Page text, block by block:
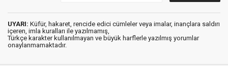
UYARI: Küfür, hakaret, rencide edici cümleler veya imalar, inançlara saldırı
içeren, imla kuralları ile yazılmamış,
Türkçe karakter kullanılmayan ve büyük harflerle yazılmış yorumlar
onaylanmamaktadır.